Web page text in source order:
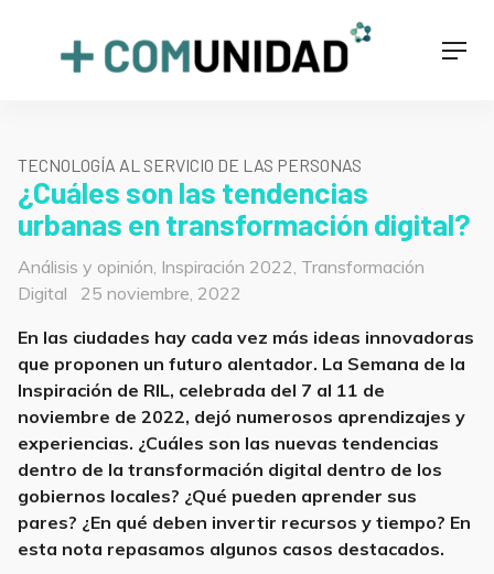
+COMUNIDAD
TECNOLOGÍA AL SERVICIO DE LAS PERSONAS
¿Cuáles son las tendencias
urbanas en transformación digital?
Categorías
Análisis y opinión, Inspiración 2022, Transformación
Digital
Posted
25 noviembre, 2022
En las ciudades hay cada vez más ideas innovadoras
que proponen un futuro alentador. La Semana de la
Inspiración de RIL, celebrada del 7 al 11 de
noviembre de 2022, dejó numerosos aprendizajes y
experiencias. ¿Cuáles son las nuevas tendencias
dentro de la transformación digital dentro de los
gobiernos locales? ¿Qué pueden aprender sus
pares? ¿En qué deben invertir recursos y tiempo? En
esta nota repasamos algunos casos destacados.